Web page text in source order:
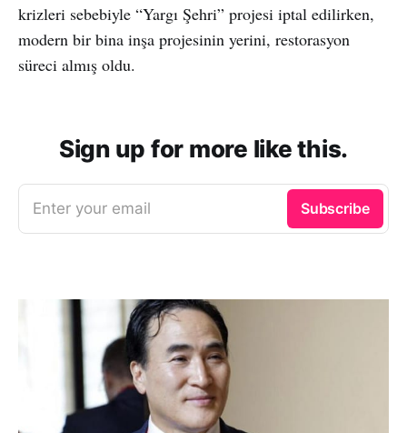
krizleri sebebiyle “Yargı Şehri” projesi iptal edilirken,
modern bir bina inşa projesinin yerini, restorasyon
süreci almış oldu.
Sign up for more like this.
Enter your email Subscribe